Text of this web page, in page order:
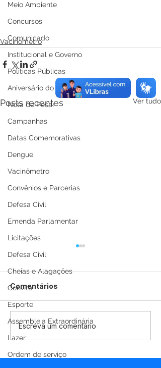
Meio Ambiente
Concursos
Comunicado
Institucional e Governo
Políticas Públicas
Aniversário do Município
Nota de Pesar
Campanhas
Datas Comemorativas
Dengue
Vacinômetro
Convênios e Parcerias
Defesa Civil
Emenda Parlamentar
Licitações
Defesa Civil
Cheias e Alagações
Convite
Esporte
Assembleia Extraordinária
Lazer
Ordem de serviço
Vacinômetro
Posts recentes Ver tudo
População ribeirinha de
Marechal Thaumaturgo
contra a covid-19
Comentários
Escreva um comentário